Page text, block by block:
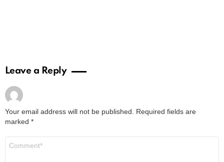
Leave a Reply
Your email address will not be published.
Required fields are
marked *